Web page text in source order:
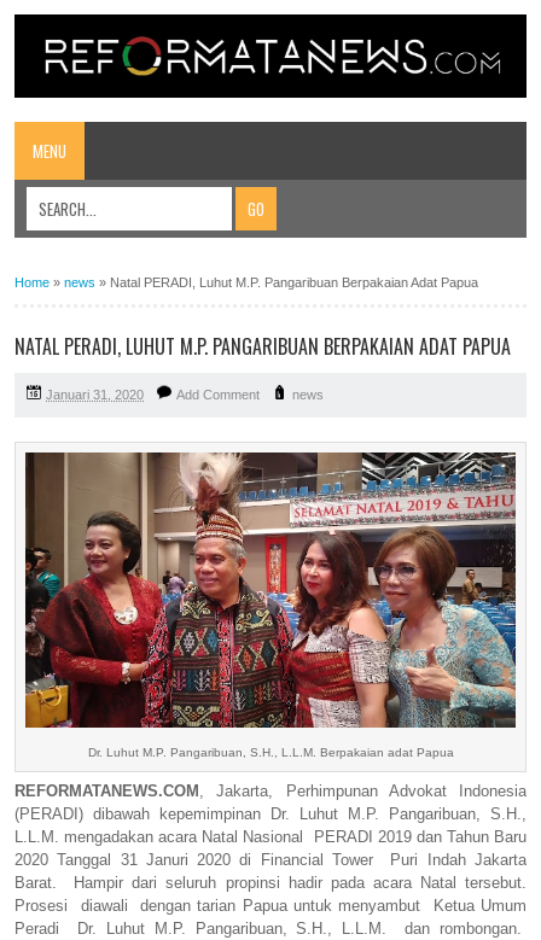
MENU
Home » news » Natal PERADI, Luhut M.P. Pangaribuan Berpakaian Adat Papua
NATAL PERADI, LUHUT M.P. PANGARIBUAN BERPAKAIAN ADAT PAPUA
Januari 31, 2020 Add Comment news
Dr. Luhut M.P. Pangaribuan, S.H., L.L.M. Berpakaian adat Papua
REFORMATANEWS.COM , Jakarta, Perhimpunan Advokat Indonesia
(PERADI) dibawah kepemimpinan Dr. Luhut M.P. Pangaribuan, S.H.,
L.L.M. mengadakan acara Natal Nasional
PERADI 2019 dan Tahun Baru
2020 Tanggal 31 Januri 2020 di Financial Tower
Puri Indah Jakarta
Barat.
Hampir dari seluruh propinsi hadir pada acara Natal tersebut.
Prosesi
diawali dengan tarian Papua untuk menyambut
Ketua Umum
Peradi
Dr. Luhut M.P. Pangaribuan, S.H., L.L.M.
dan rombongan.